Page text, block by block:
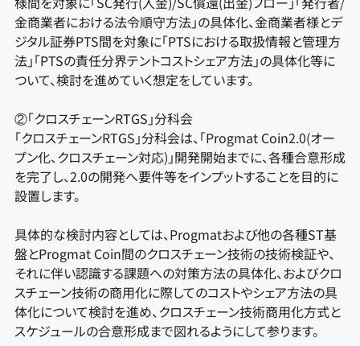
金商業者における法令順守方法」の具体化、金商業者様とデ
ジタル証券PTS間を対象に「PTSにおける取扱情報と管理方
法」「PTSの責任分界テントコストシェア方法」の具体化等に
ついて、検討を進めていく想定をしています。
②「クロスチェーンRTGS」分科会
「クロスチェーンRTGS」分科会は、「Progmat Coin2.0(オー
プン化、クロスチェーン対応)」開発開始までに、各種合意形成
を完了し、2.0の開発へ要件等をインプットすることを目的に
設置します。
具体的な検討内容としては、Progmatおよび他の各種ST基
盤とProgmat Coin間のクロスチェーン技術の技術検証や、
それに伴い認識する課題への対策方法の具体化、およびクロ
スチェーン技術の商用化に際してのコストやシェア方法の具
体化について検討を進め、クロスチェーン技術商用化方式と
スケジュールの合意形成まで図れるようにして参ります。